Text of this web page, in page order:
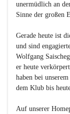
unermüdlich an
Sinne der großen
Gerade heute ist
und sind
Wolfgang
er heute
haben bei
dem Klub bis
Auf unserer